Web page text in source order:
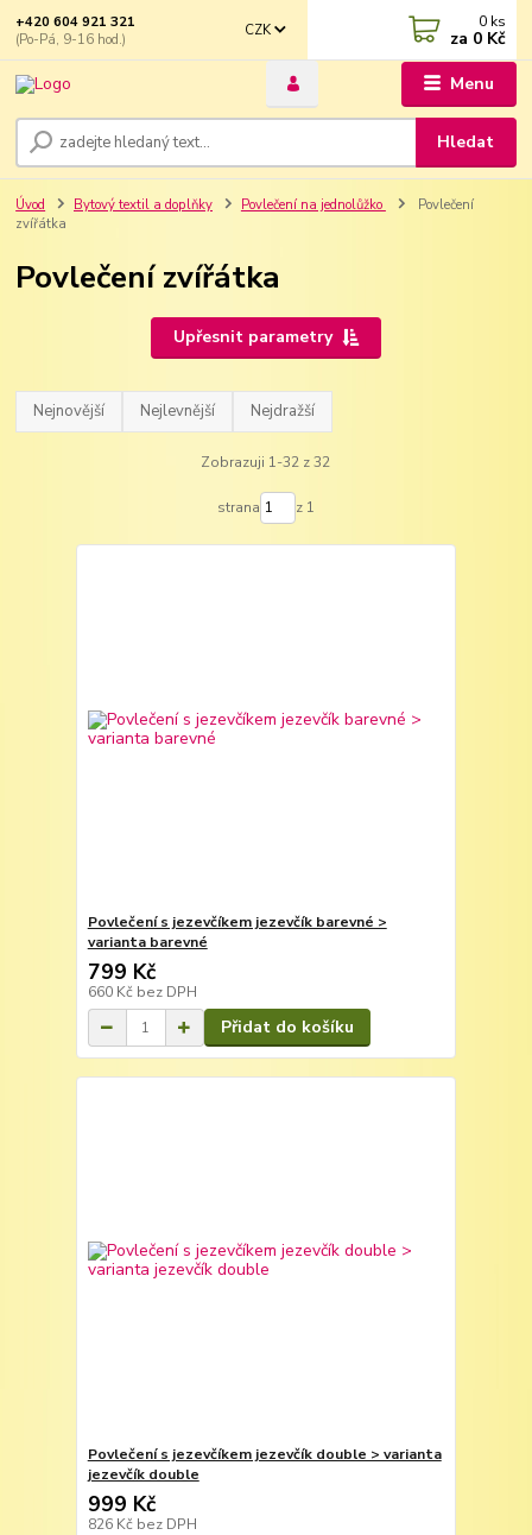
Menu
CZK
Hledat
+420 604 921 321
(Po-Pá, 9-16 hod.)
0 ks
za 0 Kč
Úvod Bytový textil a doplňky Povlečení na jednolůžko
Povlečení
zvířátka
Povlečení zvířátka
Upřesnit parametry
Nejnovější Nejlevnější Nejdražší
Zobrazuji 1-32 z 32
strana z 1
Povlečení s jezevčíkem jezevčík barevné >
varianta barevné
799 Kč
660 Kč bez DPH
Přidat do košíku
Povlečení s jezevčíkem jezevčík double > varianta
jezevčík double
999 Kč
826 Kč bez DPH